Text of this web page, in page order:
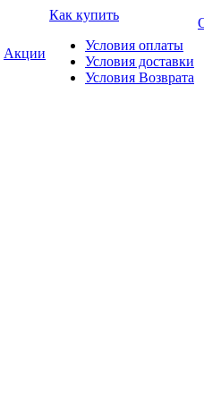
Акции
Как купить
Условия оплаты
Условия доставки
Условия Возврата